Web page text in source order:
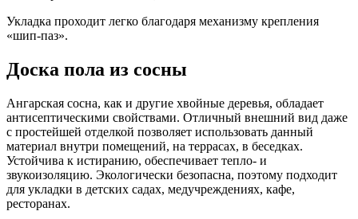
Укладка проходит легко благодаря механизму крепления
«шип-паз».
Доска пола из сосны
Ангарская сосна, как и другие хвойные деревья, обладает
антисептическими свойствами. Отличный внешний вид даже
с простейшей отделкой позволяет использовать данный
материал внутри помещений, на террасах, в беседках.
Устойчива к истиранию, обеспечивает тепло- и
звукоизоляцию. Экологически безопасна, поэтому подходит
для укладки в детских садах, медучреждениях, кафе,
ресторанах.